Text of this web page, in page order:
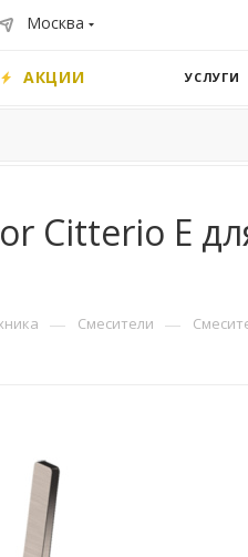
Москва
АКЦИИ УСЛУГИ
Citterio E
— Смесители —